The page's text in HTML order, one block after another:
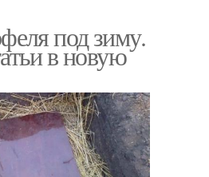
под зиму.
в новую